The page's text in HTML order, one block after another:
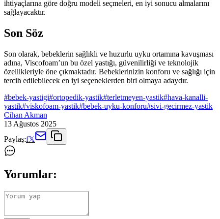
ihtiyaçlarına göre doğru modeli seçmeleri, en iyi sonucu almalarını
sağlayacaktır.
Son Söz
Son olarak, bebeklerin sağlıklı ve huzurlu uyku ortamına kavuşması
adına, Viscofoam’un bu özel yastığı, güvenilirliği ve teknolojik
özellikleriyle öne çıkmaktadır. Bebeklerinizin konforu ve sağlığı için
tercih edilebilecek en iyi seçeneklerden biri olmaya adaydır.
#bebek-yastigi#ortopedik-yastik#terletmeyen-yastik#hava-kanalli-
yastik#viskofoam-yastik#bebek-uyku-konforu#sivi-gecirmez-yastik
Cihan Akman
13 Ağustos 2025
Paylaş:f𝕏
Yorumlar: